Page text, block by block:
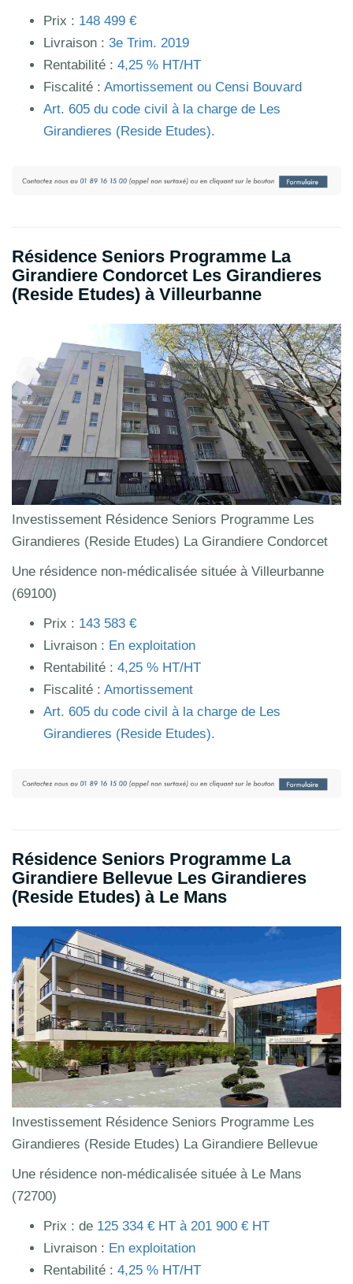
Prix : 148 499 €
Livraison : 3e Trim. 2019
Rentabilité : 4,25 % HT/HT
Fiscalité : Amortissement ou Censi Bouvard
Art. 605 du code civil à la charge de Les
Girandieres (Reside Etudes).
Résidence Seniors Programme La
Girandiere Condorcet Les Girandieres
(Reside Etudes) à Villeurbanne
Investissement Résidence Seniors Programme Les
Girandieres (Reside Etudes) La Girandiere Condorcet
Une résidence non-médicalisée située à Villeurbanne
(69100)
Prix : 143 583 €
Livraison : En exploitation
Rentabilité : 4,25 % HT/HT
Fiscalité : Amortissement
Art. 605 du code civil à la charge de Les
Girandieres (Reside Etudes).
Résidence Seniors Programme La
Girandiere Bellevue Les Girandieres
(Reside Etudes) à Le Mans
Investissement Résidence Seniors Programme Les
Girandieres (Reside Etudes) La Girandiere Bellevue
Une résidence non-médicalisée située à Le Mans
(72700)
Prix : de 125 334 € HT à 201 900 € HT
Livraison : En exploitation
Rentabilité : 4,25 % HT/HT